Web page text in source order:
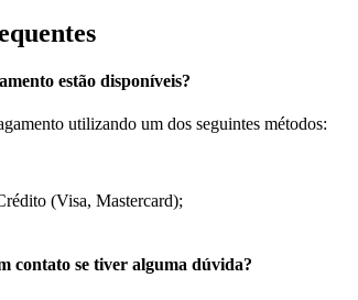
estão disponíveis?
utilizando um dos seguintes métodos:
(Visa, Mastercard);
contato se tiver alguma dúvida?